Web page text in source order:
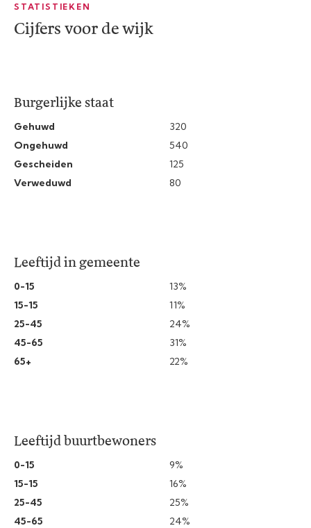
STATISTIEKEN
Cijfers voor de wijk
Burgerlijke staat
Gehuwd
320
Ongehuwd
540
Gescheiden
125
Verweduwd
80
Leeftijd in gemeente
0-15
13%
15-15
11%
25-45
24%
45-65
31%
65+
22%
Leeftijd buurtbewoners
0-15
9%
15-15
16%
25-45
25%
45-65
24%